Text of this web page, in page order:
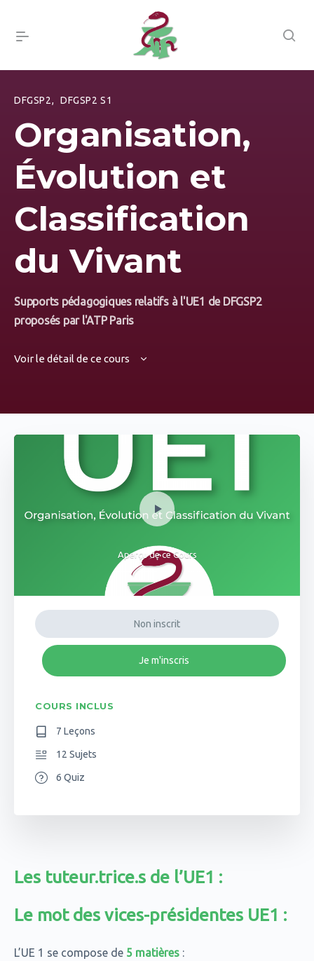
DFGSP2, DFGSP2 S1
Organisation,
Évolution et
Classification
du Vivant
Supports pédagogiques relatifs à l'UE1 de DFGSP2
proposés par l'ATP Paris
Voir le détail de ce cours
Les tuteur.trice.s de l’UE1 :
Le mot des vices-présidentes UE1 :
L’UE 1 se compose de 5 matières :
Aperçu de ce Cours
Non inscrit
Je m'inscris
COURS INCLUS
7 Leçons
12 Sujets
6 Quiz